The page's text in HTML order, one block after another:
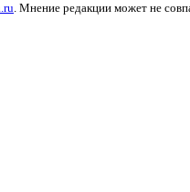
. Мнение редакции может не